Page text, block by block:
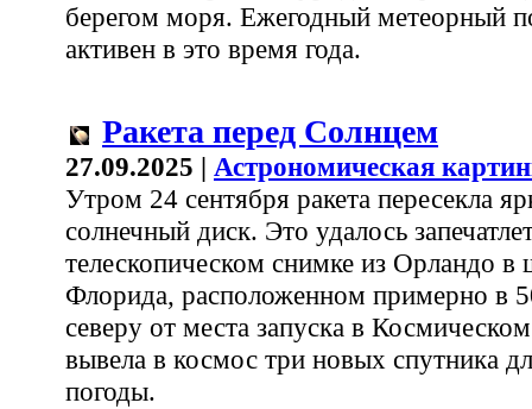
берегом моря. Ежегодный метеорный
активен в это время года.
Ракета перед Солнцем
27.09.2025 | Астрономическая
Утром 24 сентября ракета пересекла
солнечный диск. Это удалось
телескопическом снимке из Орландо в
Флорида, расположенном примерно в
северу от места запуска в
вывела в космос три новых спутника
погоды.